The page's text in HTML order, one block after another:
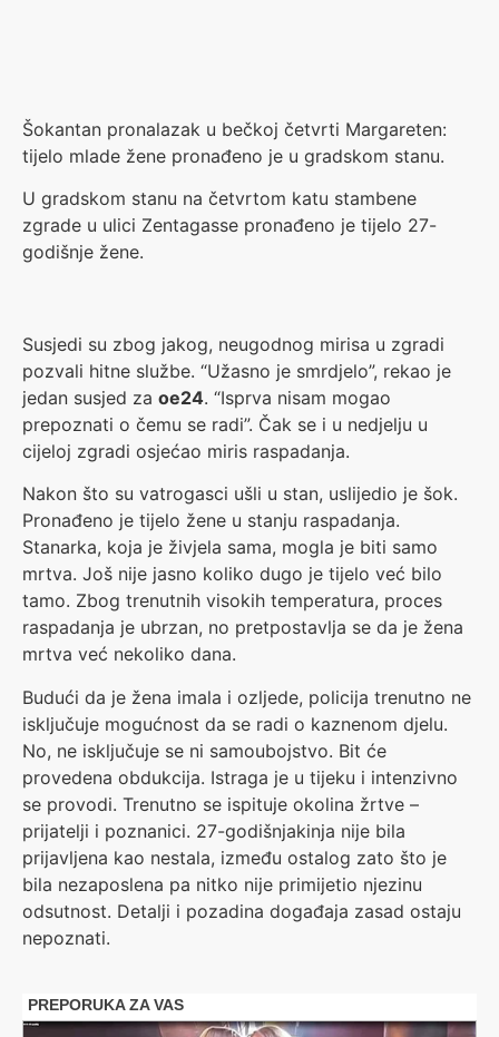
Šokantan pronalazak u bečkoj četvrti Margareten:
tijelo mlade žene pronađeno je u gradskom stanu.
U gradskom stanu na četvrtom katu stambene
zgrade u ulici Zentagasse pronađeno je tijelo 27-
godišnje žene.
Susjedi su zbog jakog, neugodnog mirisa u zgradi
pozvali hitne službe. “Užasno je smrdjelo”, rekao je
jedan susjed za oe24. “Isprva nisam mogao
prepoznati o čemu se radi”. Čak se i u nedjelju u
cijeloj zgradi osjećao miris raspadanja.
Nakon što su vatrogasci ušli u stan, uslijedio je šok.
Pronađeno je tijelo žene u stanju raspadanja.
Stanarka, koja je živjela sama, mogla je biti samo
mrtva. Još nije jasno koliko dugo je tijelo već bilo
tamo. Zbog trenutnih visokih temperatura, proces
raspadanja je ubrzan, no pretpostavlja se da je žena
mrtva već nekoliko dana.
Budući da je žena imala i ozljede, policija trenutno ne
isključuje mogućnost da se radi o kaznenom djelu.
No, ne isključuje se ni samoubojstvo. Bit će
provedena obdukcija. Istraga je u tijeku i intenzivno
se provodi. Trenutno se ispituje okolina žrtve –
prijatelji i poznanici. 27-godišnjakinja nije bila
prijavljena kao nestala, između ostalog zato što je
bila nezaposlena pa nitko nije primijetio njezinu
odsutnost. Detalji i pozadina događaja zasad ostaju
nepoznati.